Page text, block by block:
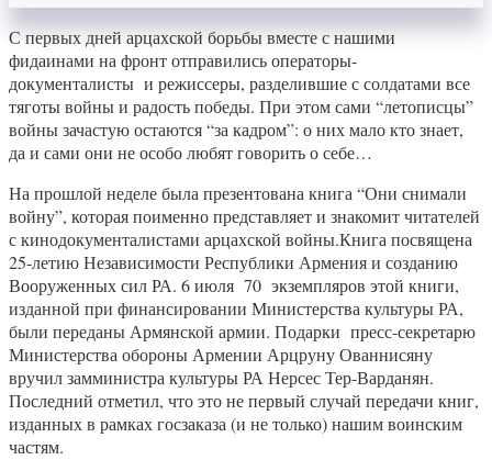
С первых дней арцахской борьбы вместе с нашими
фидаинами на фронт отправились операторы-
документалисты и режиссеры, разделившие с солдатами все
тяготы войны и радость победы. При этом сами “летописцы”
войны зачастую остаются “за кадром”: о них мало кто знает,
да и сами они не особо любят говорить о себе…
На прошлой неделе была презентована книга “Они снимали
войну”, которая поименно представляет и знакомит читателей
с кинодокументалистами арцахской войны.Книга посвящена
25-летию Независимости Республики Армения и созданию
Вооруженных сил РА. 6 июля 70 экземпляров этой книги,
изданной при финансировании Министерства культуры РА,
были переданы Армянской армии. Подарки пресс-секретарю
Министерства обороны Армении Арцруну Ованнисяну
вручил замминистра культуры РА Нерсес Тер-Варданян.
Последний отметил, что это не первый случай передачи книг,
изданных в рамках госзаказа (и не только) нашим воинским
частям.